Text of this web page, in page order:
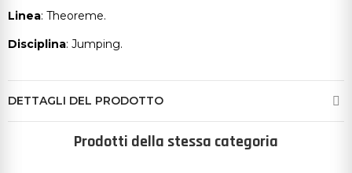
Linea: Theoreme.
Disciplina: Jumping.
DETTAGLI DEL PRODOTTO
Prodotti della stessa categoria